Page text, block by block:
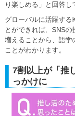
り楽しめる」と回答し
グローバルに活躍する
とができれば、SNS
増えることから、語学
ことがわかります。
7割以上が「推
っかけに